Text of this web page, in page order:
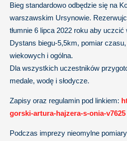
Bieg standardowo odbędzie się na
warszawskim Ursynowie.
tłumnie 6 lipca 2022 roku aby uczcić
Dystans biegu-5,5km, pomiar
wiekowych i ogólna.
Dla wszystkich uczestników
medale, wodę i słodycze.
Zapisy oraz regulamin pod linkiem:
gorski-artura-hajzera-s-onia-v7625
Podczas imprezy nieomylne